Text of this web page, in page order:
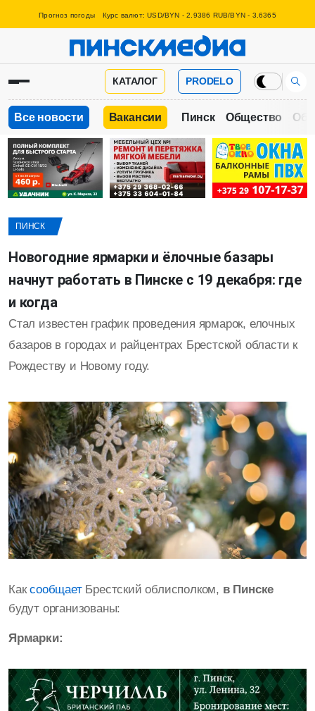
Прогноз погоды Курс валют: USD/BYN - 2.9386 RUB/BYN - 3.6365
КАТАЛОГ PRODELO
Все новости Вакансии Пинск Общество
ПИНСК
Новогодние ярмарки и ёлочные базары
начнут работать в Пинске с 19 декабря: где
и когда
Стал известен график проведения ярмарок, елочных
базаров в городах и райцентрах Брестской области к
Рождеству и Новому году.
КаксообщаетБрестский облисполком, в Пинске
будут организованы:
Ярмарки: